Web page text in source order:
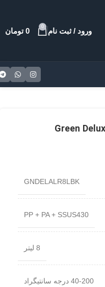
ورود / ثبت نام 0
0 تومان
GNDELALR8LBK
PP + PA + SSUS430
8 لیتر
40-200 درجه سانتیگراد